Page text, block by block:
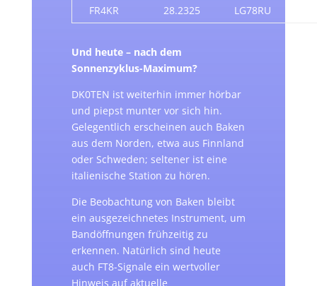
FR4KR
28.2325 LG78RU
Und heute – nach dem
Sonnenzyklus-Maximum?
DK0TEN ist weiterhin immer hörbar
und piepst munter vor sich hin.
Gelegentlich erscheinen auch Baken
aus dem Norden, etwa aus Finnland
oder Schweden; seltener ist eine
italienische Station zu hören.
Die Beobachtung von Baken bleibt
ein ausgezeichnetes Instrument, um
Bandöffnungen frühzeitig zu
erkennen. Natürlich sind heute
auch FT8-Signale ein wertvoller
Hinweis auf aktuelle